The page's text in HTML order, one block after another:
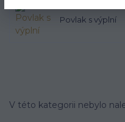
Povlak s výplní
V této kategorii nebylo